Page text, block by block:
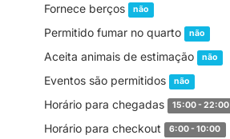
Fornece berços não
Permitido fumar no quarto não
Aceita animais de estimação não
Eventos são permitidos não
Horário para chegadas 15:00 - 22:00
Horário para checkout 6:00 - 10:00